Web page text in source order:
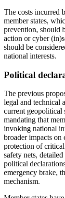
The costs incurred
member states,
prevention, should
action or cyber
should be
national interests.
Political
The previous
legal and technical
current geopolitical
mandating that
invoking national
broader impacts on
protection of
safety nets,
political
emergency brake,
mechanism.